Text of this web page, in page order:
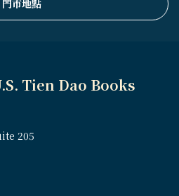
門市地點
Tien Dao Books
205